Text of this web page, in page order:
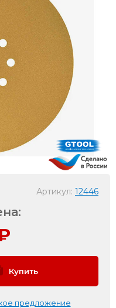
Артикул: 12446
Купить
предложение